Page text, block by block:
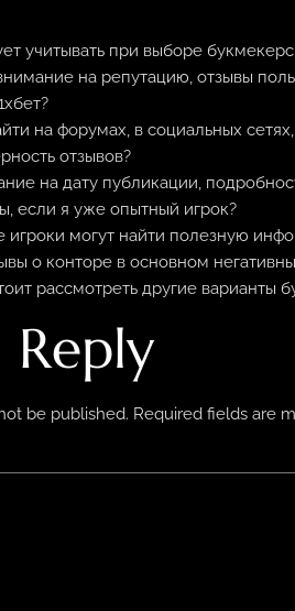
учитывать при выборе
на репутацию, отзывы
на форумах, в социальных
отзывов?
на дату публикации,
если я уже опытный игрок?
могут найти полезную
о конторе в основном
рассмотреть другие
Reply
be published. Required fields are